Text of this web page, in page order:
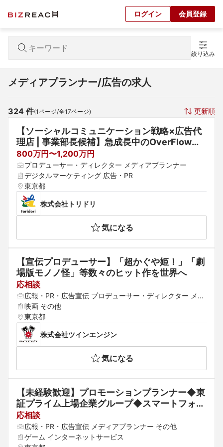
ログイン 会員登録
絞り込み
メディアプランナー/広告の求人
324 件(1ページ/全17ページ) 更新順
【ソーシャルコミュニケーション戦略×広告代
理店 | 事業部長候補】急成長中のOverFlowで
組織力強化をリード◢◤東京本社勤務◢◤年収
800万〜1200万◢◤完全週休2日制（土日祝休
み）
800万円〜1,200万円
プロデューサー・ディレクター メディアプランナー
デジタルマーケティング 広告・PR
東京都
株式会社トリドリ
気になる
【宣伝プロデューサー】「超かぐや姫！」「劇
場版モノノ怪」等数々のヒット作を世界へ
応相談
広報・PR・広告宣伝 プロデューサー・ディレクター メデ
ィアプランナー
映画 その他
東京都
株式会社ツインエンジン
気になる
【未経験歓迎】プロモーションプランナー◆東
証プライム上場企業グループ◆スマートフォン
アプリの企画・開発会社
応相談
広報・PR・広告宣伝 メディアプランナー その他
ゲーム インターネットサービス